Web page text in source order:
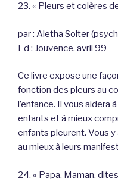
23. « Pleurs et colères
par : Aletha Solter
Ed : Jouvence, avril 99
Ce livre expose une
fonction des pleurs au
l’enfance. Il vous aidera
enfants et à mieux
enfants pleurent. Vous
au mieux à leurs
24. « Papa, Maman,